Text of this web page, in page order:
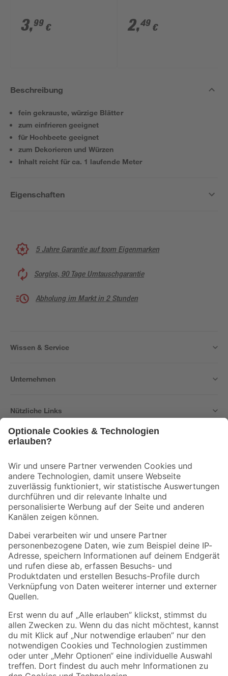
3,99 € 2,49 €
Beschreibung
fein gekrauste, würzige Blätter
zum einfrieren geeignet
für Hochbeete geeignet
zum Dekorieren und Würzen
Inhalt reicht für ca. 1 laufende Meter
Eigenschaften
5 Jahre Garantie auf toom Eigenmarken
Sorglos, 90 Tage Umtauschgarantie
Abholung im Markt in 2 Stunden
Wissen & Service
Unternehmen
Nützliche Links
Der toom Newsletter: Keine Angebote und Aktionen mehr verpassen!
Zur Newsletter Anmeldung
Folge uns
Zahlungsarten Versandarten
Sicher einkaufen
Jetzt die toom-App herunterladen